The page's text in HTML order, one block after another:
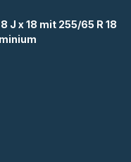
J x 18 mit 255/65 R 18